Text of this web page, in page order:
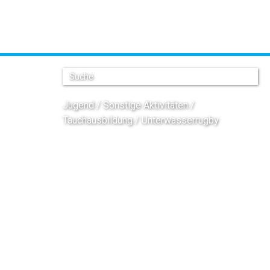
Jugend
Sonstige Aktivitäten
Tauchausbildung
Unterwasserrugby